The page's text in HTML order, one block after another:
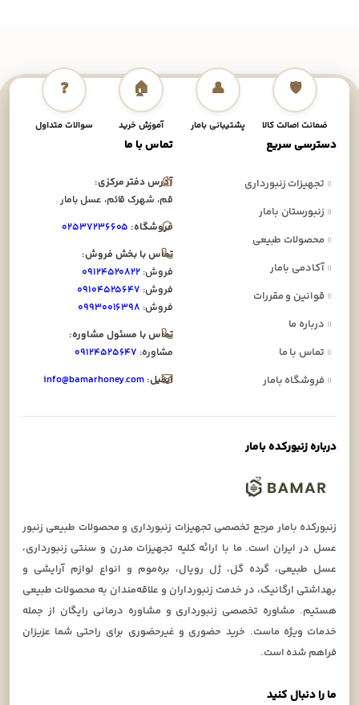
🛡️
ضمانت اصالت کالا
👤
پشتیبانی بامار
🏠
آموزش خرید
❓
سوالات متداول
ما را دنبال کنید
دسترسی سریع
»تجهیزات زنبورداری
»زنبورستان بامار
»محصولات طبیعی
»آکادمی بامار
»قوانین و مقررات
»درباره ما
»تماس با ما
»فروشگاه بامار
تماس با ما
آدرس دفتر مرکزی:
قم، شهرک قائم، عسل بامار
فروشگاه: ۰۲۵۳۷۲۳۶۶۰۵
تماس با بخش فروش:
فروش: ۰۹۱۲۴۵۲۰۸۲۲
فروش: ۰۹۱۰۴۵۲۵۶۴۷
فروش: ۰۹۹۳۰۰۱۶۳۹۸
تماس با مسئول مشاوره:
مشاوره: ۰۹۱۲۴۵۲۵۶۴۷
ایمیل: info@bamarhoney.com
درباره زنبورکده بامار
زنبورکده بامار مرجع تخصصی تجهیزات زنبورداری و محصولات طبیعی زنبور
عسل در ایران است. ما با ارائه کلیه تجهیزات مدرن و سنتی زنبورداری،
عسل طبیعی، گرده گل، ژل رویال، بره‌موم و انواع لوازم آرایشی و
بهداشتی ارگانیک، در خدمت زنبورداران و علاقه‌مندان به محصولات طبیعی
هستیم. مشاوره تخصصی زنبورداری و مشاوره درمانی رایگان از جمله
خدمات ویژه ماست. خرید حضوری و غیرحضوری برای راحتی شما عزیزان
فراهم شده است.